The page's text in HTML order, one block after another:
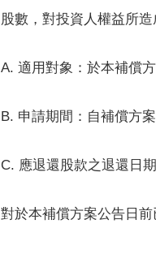
股數，對投資人權益所
A. 適用對象：於本補償
B. 申請期間：自補償方
C. 應退還股款之退還日
對於本補償方案公告日